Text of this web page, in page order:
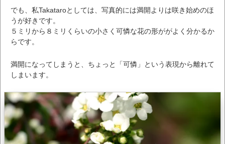
でも、私Takataroとしては、写真的には満開よりは咲き始めのほ
うが好きです。
５ミリから８ミリくらいの小さく可憐な花の形ががよく分かるか
らです。
満開になってしまうと、ちょっと「可憐」という表現から離れて
しまいます。